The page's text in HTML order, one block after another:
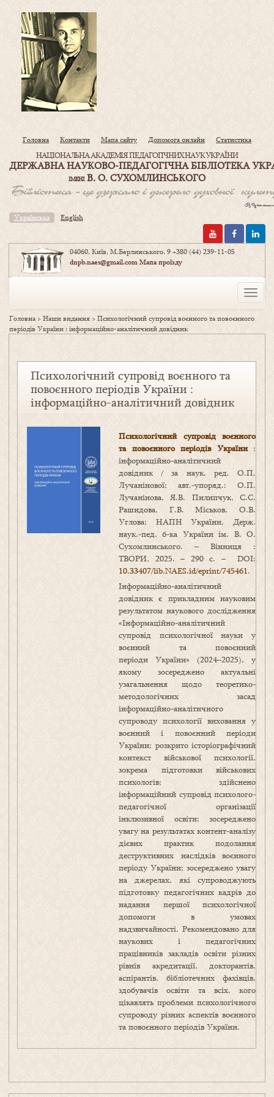
Головна Контакти Мапа сайту Допомога онлайн Статистика
НАЦІОНАЛЬНА АКАДЕМІЯ ПЕДАГОГІЧНИХ НАУК УКРАЇНИ
ДЕРЖАВНА НАУКОВО-ПЕДАГОГІЧНА БІБЛІОТЕКА
ІМЕНІВ. О. СУХОМЛИНСЬКОГО
Українська English
04060, Київ, М.Берлинського, 9+380 (44) 239-11-05
dnpb.naes@gmail.comМапа проїзду
Toggle
Головна >Наши видання >Психологічний супровід воєнного та повоєнного
періодів України : інформаційно-аналітичний довідник
Психологічний супровід воєнного та
повоєнного періодів України :
інформаційно-аналітичний довідник
Психологічний супровід воєнного
та повоєнного періодів України :
інформаційно-аналітичний
довідник / за наук. ред. О.П.
Лучанінової; авт.-упоряд.: О.П.
Лучанінова, Я.В. Пилипчук, С.С.
Рашидова, Г.В. Міськов, О.В.
Углова; НАПН України, Держ.
наук.-пед. б-ка України ім. В. О.
Сухомлинського. – Вінниця :
ТВОРИ, 2025. – 290 с. – DOI:
10.33407/lib.NAES.id/eprint/745461.
Інформаційно-аналітичний
довідник є прикладним науковим
результатом наукового дослідження
«Інформаційно-аналітичний
супровід психологічної науки у
воєнний та повоєнний
періоди України» (2024–2025), у
якому зосереджено актуальні
узагальнення щодо теоретико-
методологічних засад
інформаційно-аналітичного
супроводу психології виховання у
воєнний і повоєнний періоди
України; розкрито історіографічний
контекст військової психології,
зокрема підготовки військових
психологів; здійснено
інформаційний супровід психолого-
педагогічної організації
інклюзивної освіти; зосереджено
увагу на результатах контент-аналізу
дієвих практик подолання
деструктивних наслідків воєнного
періоду України; зосереджено увагу
на джерелах, які супроводжують
підготовку педагогічних кадрів до
надання першої психологічної
допомоги в умовах
надзвичайності. Рекомендовано для
наукових і педагогічних
працівників закладів освіти різних
рівнів акредитації, докторантів,
аспірантів, бібліотечних фахівців,
здобувачів освіти та всіх, кого
цікавлять проблеми психологічного
супроводу різних аспектів воєнного
та повоєнного періодів України.